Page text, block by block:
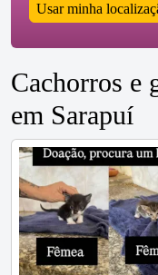
Usar minha
Cachorros e
em Sarapuí